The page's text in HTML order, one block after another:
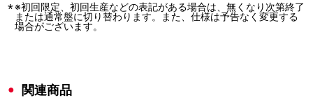
※初回限定、初回生産などの表記がある場合は、無くなり次第終了
または通常盤に切り替わります。また、仕様は予告なく変更する
場合がございます。
関連商品